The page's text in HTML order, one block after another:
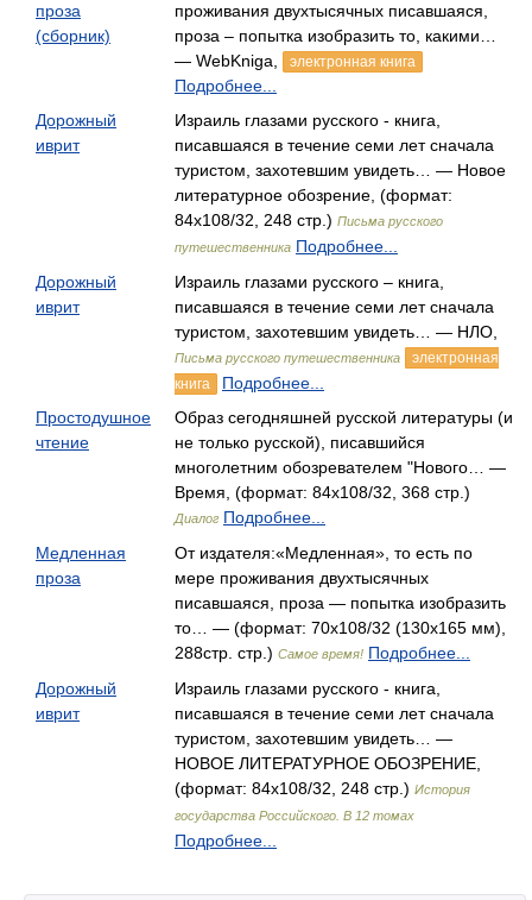
проза
(сборник)
проживания двухтысячных писавшаяся,
проза – попытка изобразить то, какими…
— WebKniga,
электронная книга
Подробнее...
Дорожный
иврит
Израиль глазами русского - книга,
писавшаяся в течение семи лет сначала
туристом, захотевшим увидеть… — Новое
литературное обозрение, (формат:
84x108/32, 248 стр.) Письма русского
путешественника Подробнее...
Дорожный
иврит
Израиль глазами русского – книга,
писавшаяся в течение семи лет сначала
туристом, захотевшим увидеть… — НЛО,
Письма русского путешественника
электронная
книга
Подробнее...
Простодушное
чтение
Образ сегодняшней русской литературы (и
не только русской), писавшийся
многолетним обозревателем "Нового… —
Время, (формат: 84x108/32, 368 стр.)
Диалог Подробнее...
Медленная
проза
От издателя:«Медленная», то есть по
мере проживания двухтысячных
писавшаяся, проза — попытка изобразить
то… — (формат: 70x108/32 (130х165 мм),
288стр. стр.) Самое время! Подробнее...
Дорожный
иврит
Израиль глазами русского - книга,
писавшаяся в течение семи лет сначала
туристом, захотевшим увидеть… —
НОВОЕ ЛИТЕРАТУРНОЕ ОБОЗРЕНИЕ,
(формат: 84x108/32, 248 стр.) История
государства Российского. В 12 томах
Подробнее...